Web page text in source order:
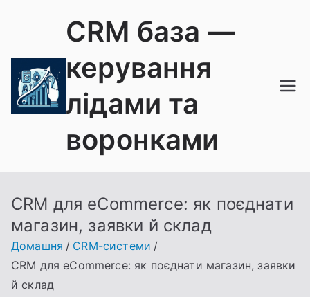
CRM база —
керування
лідами та
воронками
CRM для eCommerce: як поєднати
магазин, заявки й склад
Домашня
CRM-системи
CRM для eCommerce: як поєднати магазин, заявки
й склад